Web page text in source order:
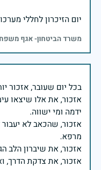
יום הזיכרון לחללי
משרד הביטחון- אגף
אזכור, את אלו שיצאו
אזכור, שהכאב לא
אזכור, את צדקת הדרך,